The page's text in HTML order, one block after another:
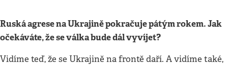
Ruská agrese na Ukrajině pokračuje pátým rokem. Jak
očekáváte, že se válka bude dál vyvíjet?
Vidíme teď, že se Ukrajině na frontě daří. A vidíme také,